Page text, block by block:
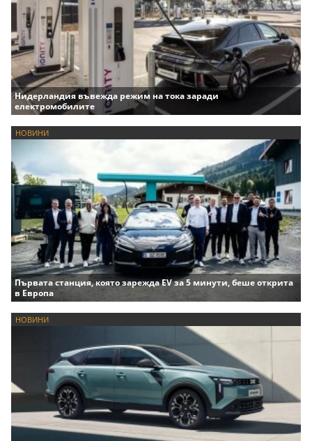
Нидерландия въвежда режим на тока заради
електромобилите
НОВИНИ
Първата станция, която зарежда EV за 5 минути, беше открита
в Европа
НОВИНИ